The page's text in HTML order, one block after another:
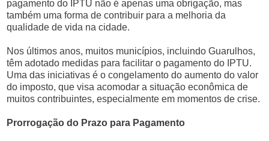
pagamento do IPTU não é apenas uma obrigação, mas
também uma forma de contribuir para a melhoria da
qualidade de vida na cidade.
Nos últimos anos, muitos municípios, incluindo Guarulhos,
têm adotado medidas para facilitar o pagamento do IPTU.
Uma das iniciativas é o congelamento do aumento do valor
do imposto, que visa acomodar a situação econômica de
muitos contribuintes, especialmente em momentos de crise.
Prorrogação do Prazo para Pagamento